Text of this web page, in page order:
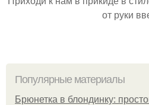
от руки
Популярные материалы
Брюнетка в блондинку: